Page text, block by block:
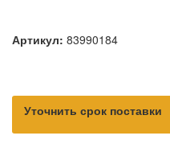
Артикул: 83990184
Уточнить срок поставки